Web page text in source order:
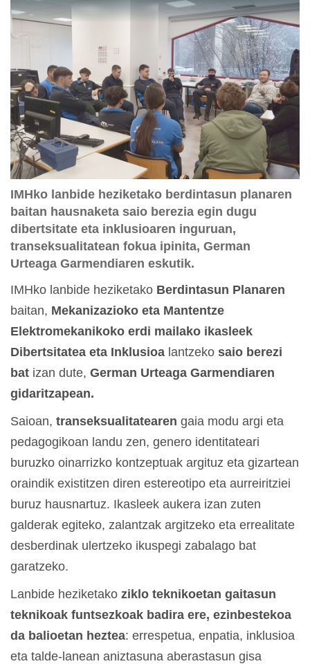
IMHko lanbide heziketako berdintasun planaren
baitan hausnaketa saio berezia egin dugu
dibertsitate eta inklusioaren inguruan,
transeksualitatean fokua ipinita, German
Urteaga Garmendiaren eskutik.
IMHko lanbide heziketako Berdintasun Planaren
baitan, Mekanizazioko eta Mantentze
Elektromekanikoko erdi mailako ikasleek
Dibertsitatea eta Inklusioa lantzeko saio berezi
bat izan dute, German Urteaga Garmendiaren
gidaritzapean.
Saioan, transeksualitatearen gaia modu argi eta
pedagogikoan landu zen, genero identitateari
buruzko oinarrizko kontzeptuak argituz eta gizartean
oraindik existitzen diren estereotipo eta aurreiritziei
buruz hausnartuz. Ikasleek aukera izan zuten
galderak egiteko, zalantzak argitzeko eta errealitate
desberdinak ulertzeko ikuspegi zabalago bat
garatzeko.
Lanbide heziketako ziklo teknikoetan gaitasun
teknikoak funtsezkoak badira ere, ezinbestekoa
da balioetan heztea: errespetua, enpatia, inklusioa
eta talde-lanean aniztasuna aberastasun gisa